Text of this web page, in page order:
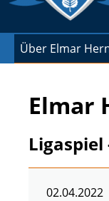
Über Elmar
Elmar
Ligaspiel
02.04.2022